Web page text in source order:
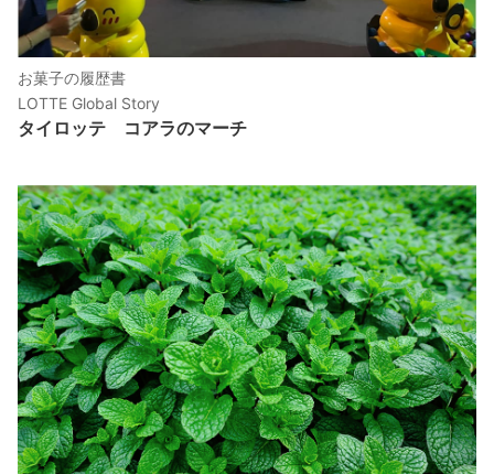
お菓子の履歴書
LOTTE Global Story
タイロッテ コアラのマーチ